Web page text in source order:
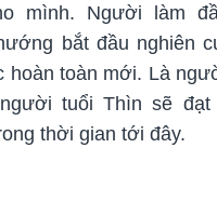
mình. Người làm
bắt đầu nghiên
hoàn toàn mới. Là
tuổi Thìn sẽ đạt
thời gian tới đây.